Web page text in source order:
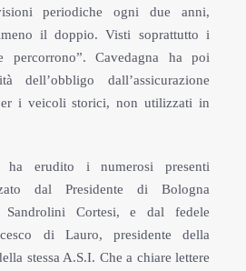
periodiche ogni due anni,
il doppio. Visti soprattutto i
percorrono”. Cavedagna ha poi
dell’obbligo dall’assicurazione
i veicoli storici, non utilizzati in
ha erudito i numerosi presenti
dal Presidente di Bologna
Sandrolini Cortesi, e dal fedele
di Lauro, presidente della
stessa A.S.I. Che a chiare lettere